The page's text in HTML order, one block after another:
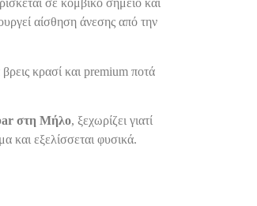
σε κομβικό σημείο και
αίσθηση άνεσης από την
κρασί και premium ποτά
στη Μήλο, ξεχωρίζει γιατί
και εξελίσσεται φυσικά.